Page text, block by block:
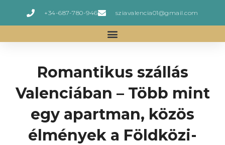
+34-687-780-946 sziavalencia01@gmail.com
Romantikus szállás
Valenciában – Több mint
egy apartman, közös
élmények a Földközi-